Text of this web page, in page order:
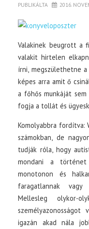
PUBLIKÁLTA 2016.
Valakinek beugrott a
valakit hirtelen
írni, megszülethetne
képes arra amit ő
a főhős munkáját
fogja a tollát és
Komolyabbra
számokban, de
tudják róla, hogy
mondani a
monotonon és
faragatlannak vagy
Mellesleg olykor-
igazán akad nála